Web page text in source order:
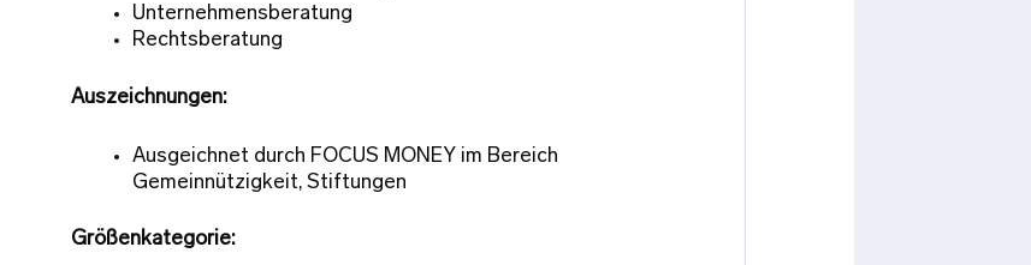
Unternehmensberatung
Rechtsberatung
Auszeichnungen:
Ausgeichnet durch FOCUS MONEY im Bereich
Gemeinnützigkeit, Stiftungen
Größenkategorie: